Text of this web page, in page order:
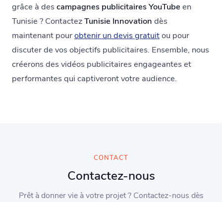
grâce à des campagnes publicitaires YouTube en
Tunisie ? ContactezTunisie Innovation dès
maintenant pourobtenir un devis gratuitou pour
discuter de vos objectifs publicitaires. Ensemble, nous
créerons des vidéos publicitaires engageantes et
performantes qui captiveront votre audience.
CONTACT
Contactez-nous
Prêt à donner vie à votre projet ? Contactez-nous dès